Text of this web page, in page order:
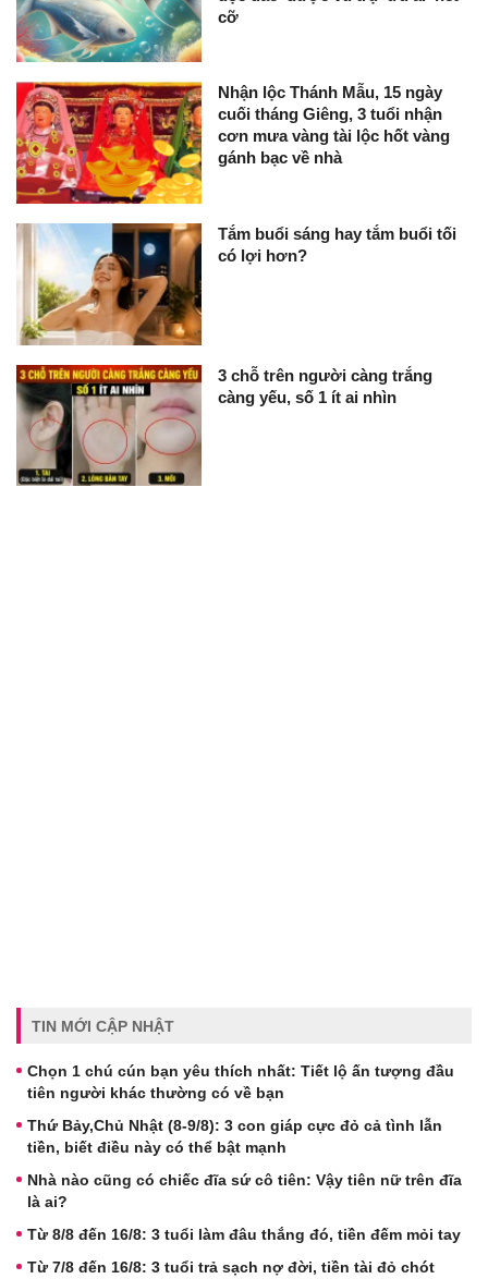
cỡ
Nhận lộc Thánh Mẫu, 15 ngày
cuối tháng Giêng, 3 tuổi nhận
cơn mưa vàng tài lộc hốt vàng
gánh bạc về nhà
Tắm buổi sáng hay tắm buổi tối
có lợi hơn?
3 chỗ trên người càng trắng
càng yếu, số 1 ít ai nhìn
TIN MỚI CẬP NHẬT
Chọn 1 chú cún bạn yêu thích nhất: Tiết lộ ấn tượng đầu
tiên người khác thường có về bạn
Thứ Bảy,Chủ Nhật (8-9/8): 3 con giáp cực đỏ cả tình lẫn
tiền, biết điều này có thể bật mạnh
Nhà nào cũng có chiếc đĩa sứ cô tiên: Vậy tiên nữ trên đĩa
là ai?
Từ 8/8 đến 16/8: 3 tuổi làm đâu thắng đó, tiền đếm mỏi tay
Từ 7/8 đến 16/8: 3 tuổi trả sạch nợ đời, tiền tài đỏ chót